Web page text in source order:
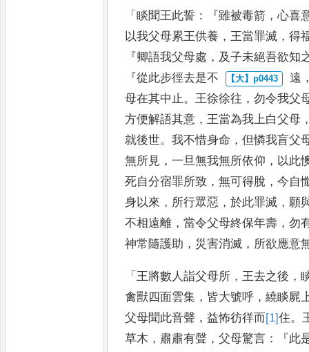
「睒聞王此誓 ：『雖被毒箭 ，心喜
以我父母累王供養 ，王當罪滅 ，得
『 卿語我父母處 ， 及子未絕吾欲知
『從此步徑去是不 遠
母在其中止。王徐徐往 ，勿令我父
方便解語其意 ，王當為我上白父母
就後世。我不惜身命 ，但憐我盲父
無所見 ，一旦無我無所依仰 ， 以此
死自分宿罪所致 ，無可得脫 ，今自
身以來 ， 所行眾惡 ，於此罪滅 ， 願
不相遠離 ，當令父母終保年壽 ，勿
神常隨護助 ， 災害消滅 ， 所欲應意
「王將數人詣父母所 ，王去之後 ，
禽獸四面雲集 ， 皆大號呼 ，繞睒屍
父母聞此音聲 ，益怖彷徉而 [1]住。
草木 ， 肅肅有聲 ，父母驚言 ：『 此